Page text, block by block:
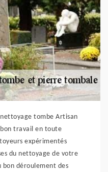
tombe Artisan
travail en toute
expérimentés
du nettoyage de votre
déroulement des